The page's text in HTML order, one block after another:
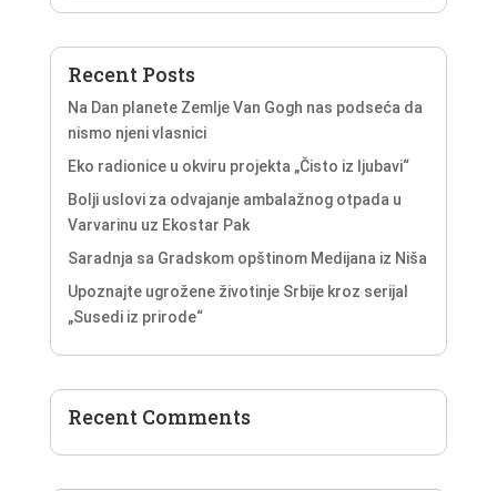
Recent Posts
Na Dan planete Zemlje Van Gogh nas podseća da
nismo njeni vlasnici
Eko radionice u okviru projekta „Čisto iz ljubavi“
Bolji uslovi za odvajanje ambalažnog otpada u
Varvarinu uz Ekostar Pak
Saradnja sa Gradskom opštinom Medijana iz Niša
Upoznajte ugrožene životinje Srbije kroz serijal
„Susedi iz prirode“
Recent Comments